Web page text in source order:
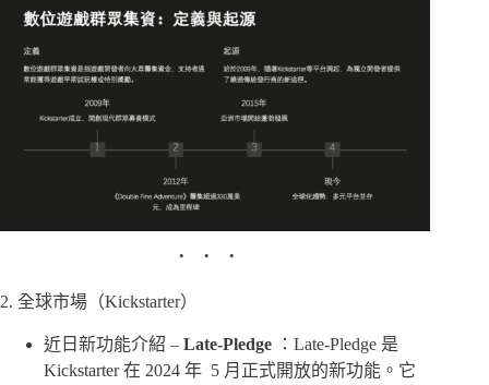
2. 全球市場（Kickstarter）
近日新功能介紹 – Late-Pledge
：Late-Pledge 是
Kickstarter 在 2024 年 5 月正式開放的新功能。它